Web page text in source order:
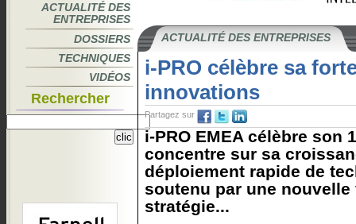
ACTUALITÉ DES
ENTREPRISES
DOSSIERS
TECHNIQUES
VIDÉOS
Rechercher
ACTUALITÉ DES ENTREPRISES
i-PRO célèbre sa
innovations
Partagez sur
i-PRO EMEA célèbre son
concentre sur sa
déploiement rapide de
soutenu par une
stratégie...